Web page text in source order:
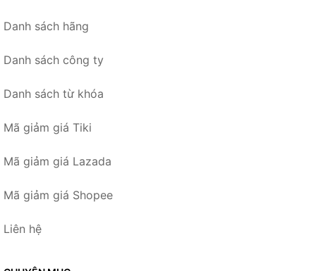
Danh sách hãng
Danh sách công ty
Danh sách từ khóa
Mã giảm giá Tiki
Mã giảm giá Lazada
Mã giảm giá Shopee
Liên hệ